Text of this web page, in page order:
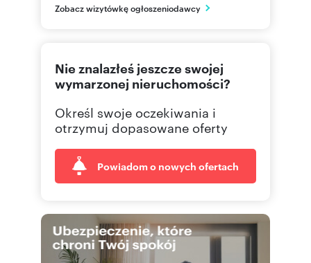
PL
Zobacz wizytówkę ogłoszeniodawcy
Nie znalazłeś jeszcze swojej
wymarzonej nieruchomości?
Określ swoje oczekiwania i
otrzymuj dopasowane oferty
Powiadom o nowych ofertach